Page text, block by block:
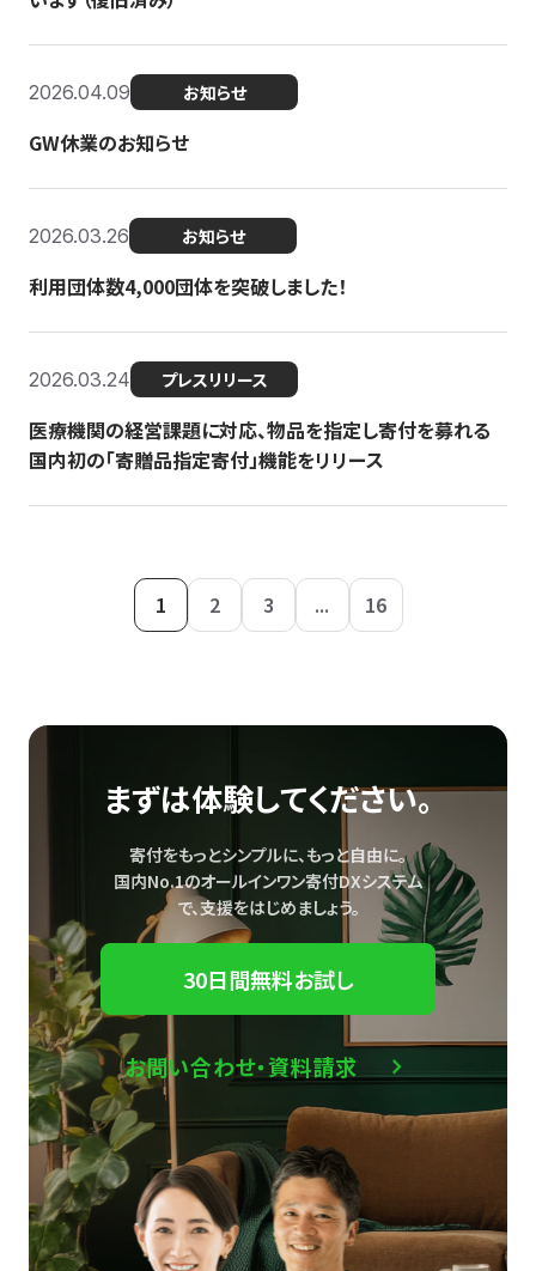
2026.04.09 お知らせ
GW休業のお知らせ
2026.03.26 お知らせ
利用団体数4,000団体を突破しました！
2026.03.24 プレスリリース
医療機関の経営課題に対応、物品を指定し寄付を募れる
国内初の「寄贈品指定寄付」機能をリリース
1 2 3 ... 16
まずは体験してください。
寄付をもっとシンプルに、もっと自由に。
国内No.1のオールインワン寄付DXシステム
で、支援をはじめましょう。
30日間無料お試し
お問い合わせ・資料請求